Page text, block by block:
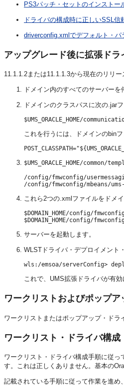
PS3パッチ・セットのインスト
ドライバの構成時に正しいSSL信
driverconfig.xmlでデフォルト・
アップグレード後に拡張ドラ
11.1.1.2または11.1.1.3から現在のリリ
ドメイン内のすべてのサーバーを
ドメインのクラスパスに次の.jar
これを行うには、ドメインのbin
$UMS_ORACLE_HOME/
/config/fmwconfig/
これら2つの.xmlファイルをドメ
$DOMAIN_HOME/config/
サーバーを起動します。
WLSTドライバ・デプロイメント
これで、UMS拡張ドライバが有効
ワークリストおよびポップ
ワークリストまたはポップアップ・ド
ワークリスト・ドライバ構成
ワークリスト・ドライバ構成手順に従
す。これは正しくありません。基本の
記載されている手順に従って作業を進め、